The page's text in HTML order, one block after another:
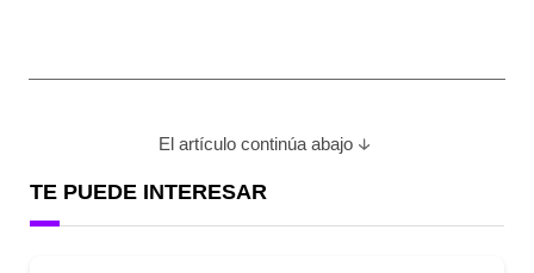
El artículo continúa abajo
TE PUEDE INTERESAR